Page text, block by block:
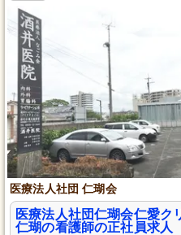
医療法人社団 仁瑚会
医療法人社団仁瑚会仁愛
仁瑚の看護師の正社員求人